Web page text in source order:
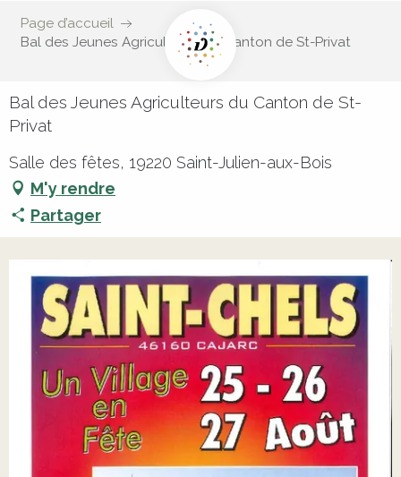
Page d’accueil
Bal des Jeunes Agriculteurs du Canton de St-Privat
Bal des Jeunes Agriculteurs du Canton de St-
Privat
Salle des fêtes, 19220 Saint-Julien-aux-Bois
M'y rendre
Partager